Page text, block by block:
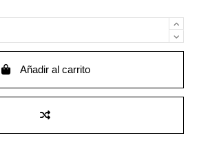
Añadir al carrito